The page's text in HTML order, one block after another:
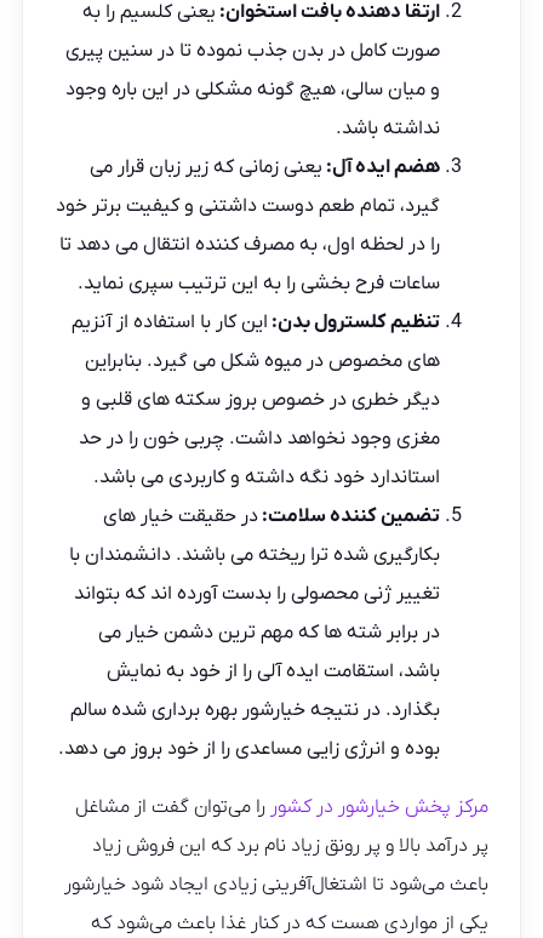
ارتقا دهنده بافت استخوان: یعنی کلسیم را به
صورت کامل در بدن جذب نموده تا در سنین پیری
و میان سالی، هیچ گونه مشکلی در این باره وجود
نداشته باشد.
هضم ایده آل: یعنی زمانی که زیر زبان قرار می
گیرد، تمام طعم دوست داشتنی و کیفیت برتر خود
را در لحظه اول، به مصرف کننده انتقال می دهد تا
ساعات فرح بخشی را به این ترتیب سپری نماید.
تنظیم کلسترول بدن: این کار با استفاده از آنزیم
های مخصوص در میوه شکل می گیرد. بنابراین
دیگر خطری در خصوص بروز سکته های قلبی و
مغزی وجود نخواهد داشت. چربی خون را در حد
استاندارد خود نگه داشته و کاربردی می باشد.
تضمین کننده سلامت:در حقیقت خیار های
بکارگیری شده ترا ریخته می باشند. دانشمندان با
تغییر ژنی محصولی را بدست آورده اند که بتواند
در برابر شته ها که مهم ترین دشمن خیار می
باشد، استقامت ایده آلی را از خود به نمایش
بگذارد. در نتیجه خیارشور بهره برداری شده سالم
بوده و انرژی زایی مساعدی را از خود بروز می دهد.
مرکز پخش خیارشور در کشور را می‌توان گفت از مشاغل
پر درآمد بالا و پر رونق زیاد نام برد که این فروش زیاد
باعث می‌شود تا اشتغال‌آفرینی زیادی ایجاد شود خیارشور
یکی از مواردی هست که در کنار غذا باعث می‌شود که